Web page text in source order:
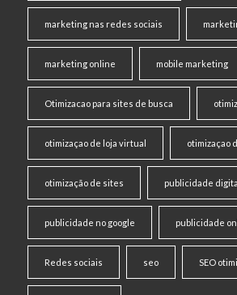
marketing nas redes sociais
marketing online mobile marketing
Otimizacao para sites de busca
otimizaçao de loja virtual otimizaçao
otimização de sites publicidade
publicidade no google publicidade
Redes sociais seo SEO